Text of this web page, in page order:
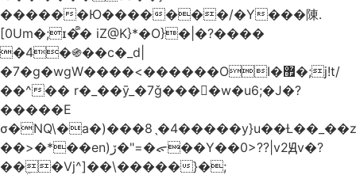
������Ю�������/�Y���陳.
[0Um�;ɪ�᩺� iZ@K}*�O}�|�?����
�4�֍��c�_d|
�7�g�wgW����<������OI�޿�;j!t/
��^�� r�_��ӯ_�7ǧ����ٕw�u6;�J�?
�����E
σ�NQ\�a�)���8ˎ�4�����y}u��Ƚ��_��z
��>�*��en)ڒ�"=�ᯠ��Y��0>??|v2Ԭv�?
��ܹ�Vj^]��\�����}�;